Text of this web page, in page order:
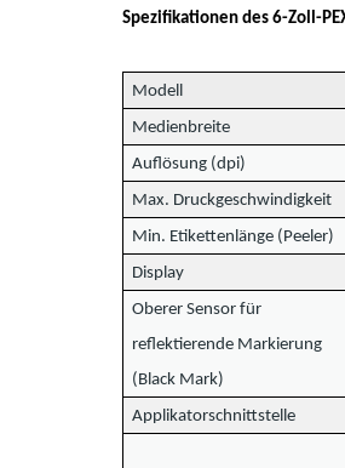
Spezifikationen des 6-Zoll-
Modell
Medienbreite
Auflösung (dpi)
Max. Druckgeschwindigkeit
Min. Etikettenlänge (Peeler)
Display
Oberer Sensor für
reflektierende Markierung
(Black Mark)
Applikatorschnittstelle